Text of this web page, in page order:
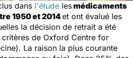
dans l'étude lesmédicaments
1950 et 2014et ont évalué les
la décision de retrait a été
de Oxford Centre for
La raison la plus courante